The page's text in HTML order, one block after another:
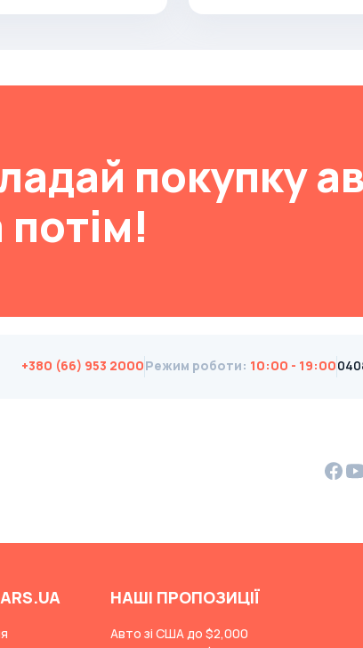
покупку
+380 (66) 953 2000Режим роботи: 10:00 - 19:00
НАШІ ПРОПОЗИЦІЇ
Авто зі США до $2,000